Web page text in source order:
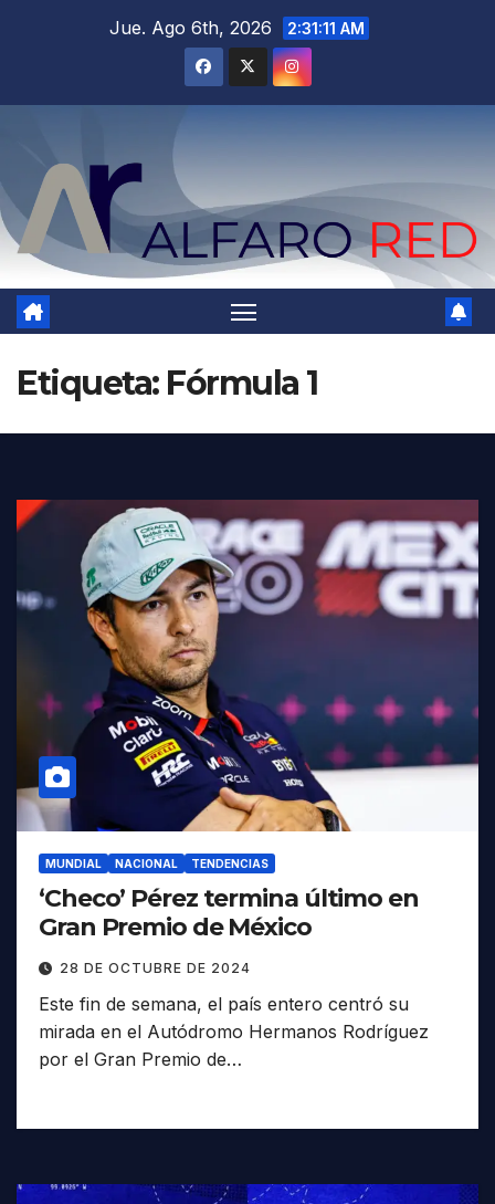
Jue. Ago 6th, 2026 2:31:12 AM
Etiqueta: Fórmula 1
MUNDIAL NACIONAL TENDENCIAS
‘Checo’ Pérez termina último en
Gran Premio de México
28 DE OCTUBRE DE 2024
Este fin de semana, el país entero centró su
mirada en el Autódromo Hermanos Rodríguez
por el Gran Premio de…